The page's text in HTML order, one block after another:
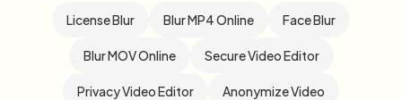
License Blur Blur MP4 Online Face Blur
Blur MOV Online Secure Video Editor
Privacy Video Editor Anonymize Video